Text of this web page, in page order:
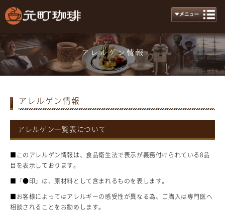
アレルゲン情報
Allergy
アレルゲン情報
アレルゲン一覧表について
■このアレルゲン情報は、食品衛生法で表示が義務付けられている8品
目を表示しております。
■「●印」は、原材料として含まれるものを表します。
■お客様によってはアレルギーの感受性が異なる為、ご購入は専門医へ
相談されることをお勧めします。